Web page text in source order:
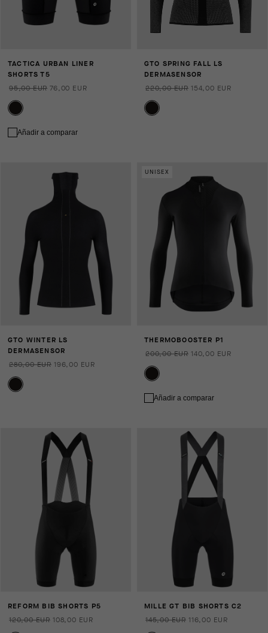
TACTICA URBAN LINER
SHORTS T5
95,00 EUR 76,00 EUR
Añadir a comparar
GTO SPRING FALL LS
DERMASENSOR
220,00 EUR 154,00 EUR
GTO WINTER LS
DERMASENSOR
280,00 EUR 196,00 EUR
UNISEX
THERMOBOOSTER P1
200,00 EUR 140,00 EUR
Añadir a comparar
REFORM BIB SHORTS P5
120,00 EUR 108,00 EUR
MILLE GT BIB SHORTS C2
145,00 EUR 116,00 EUR